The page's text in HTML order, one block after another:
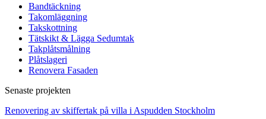
Bandtäckning
Takomläggning
Takskottning
Tätskikt & Lägga Sedumtak
Takplåtsmålning
Plåtslageri
Renovera Fasaden
Senaste projekten
Renovering av skiffertak på villa i Aspudden Stockholm